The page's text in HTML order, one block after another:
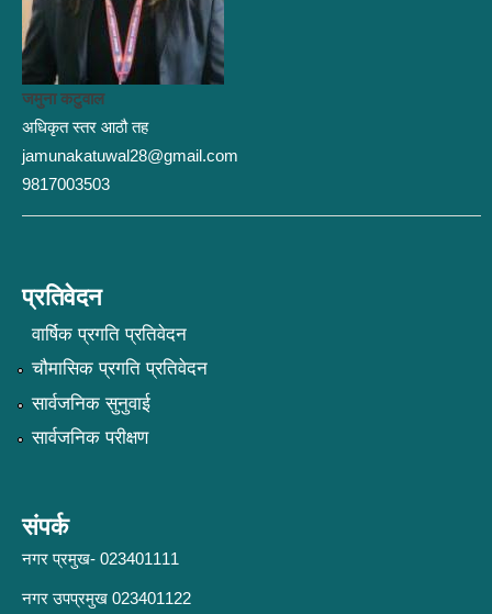
जमुना कटुवाल
अधिकृत स्तर आठौ तह
jamunakatuwal28@gmail.com
9817003503
प्रतिवेदन
वार्षिक प्रगति प्रतिवेदन
चौमासिक प्रगति प्रतिवेदन
सार्वजनिक सुनुवाई
सार्वजनिक परीक्षण
संपर्क
नगर प्रमुख- 023401111
नगर उपप्रमुख 023401122